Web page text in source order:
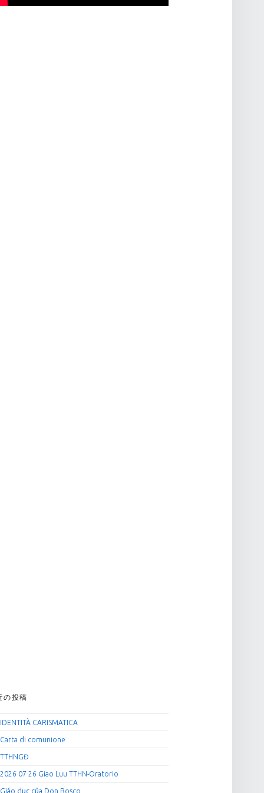
の投稿
IDENTITÀ CARISMATICA
Carta di comunione
TTHNGĐ
2026 07 26 Giao Luu TTHN-Oratorio
Giáo dục của Don Bosco